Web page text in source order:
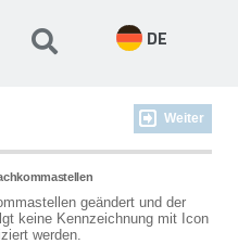
DE
Weiter
geändert und der
keine Kennzeichnung mit Icon
werden.